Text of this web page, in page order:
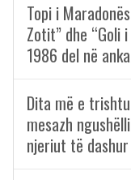
Topi i
Zotit” dhe “Goli
1986 del në
Dita më e
mesazh
njeriut të dashur